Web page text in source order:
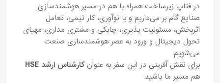
در فناپ زیرساخت همراه با هم در مسیر هوشمندسازی
صنایع گام بر می‌داریم و با نوآوری، کار تیمی، تعامل
اثربخش، مسئولیت پذیری، چابکی و مشتری مداری، مهیای
تحول دیجیتال و ورود به عصر هوشمندسازی صنعت
می‌شویم.
برای نقش آفرینی در این سفر به عنوان کارشناس ارشد HSE
هم مسیر ما باشید.